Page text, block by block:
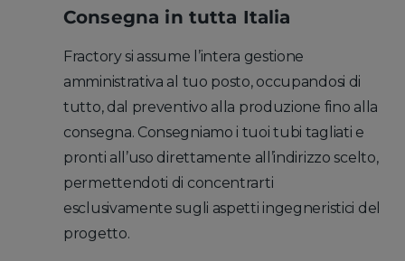
Consegna in tutta Italia
Fractory si assume l’intera gestione
amministrativa al tuo posto, occupandosi di
tutto, dal preventivo alla produzione fino alla
consegna. Consegniamo i tuoi tubi tagliati e
pronti all’uso direttamente all’indirizzo scelto,
permettendoti di concentrarti
esclusivamente sugli aspetti ingegneristici del
progetto.